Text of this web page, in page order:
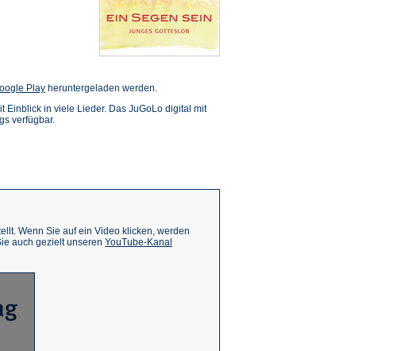
Play(Öffnet
einem
neuen
heruntergeladen werden.
Einblick in viele Lieder. Das JuGoLo digital mit
verfügbar.
Wenn Sie auf ein Video klicken, werden
auch gezielt unseren YouTube-Kanal